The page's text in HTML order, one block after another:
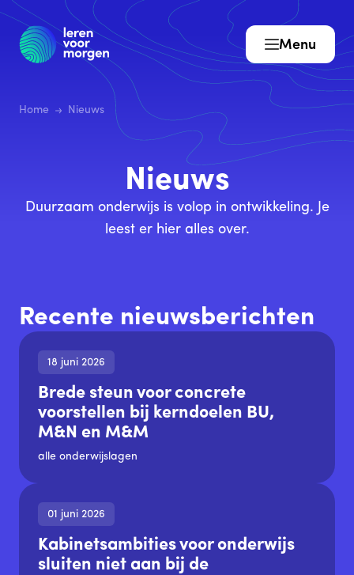
Menu
Home Nieuws
Nieuws
Duurzaam onderwijs is volop in ontwikkeling. Je
leest er hier alles over.
Recente nieuwsberichten
18 juni 2026
Brede steun voor concrete
voorstellen bij kerndoelen BU,
M&N en M&M
alle onderwijslagen
01 juni 2026
Kabinetsambities voor onderwijs
sluiten niet aan bij de